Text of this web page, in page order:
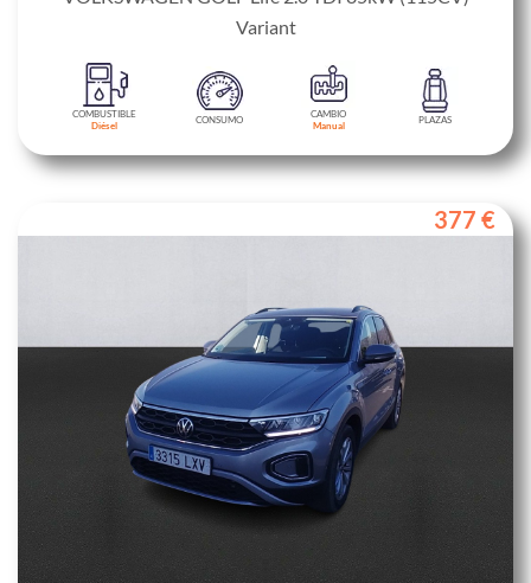
Variant
COMBUSTIBLE
Diésel
CONSUMO
CAMBIO
Manual
PLAZAS
377 €